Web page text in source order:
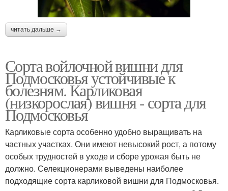
читать дальше →
Сорта войлочной вишни для
Подмосковья устойчивые к
болезням. Карликовая
(низкорослая) вишня - сорта для
Подмосковья
Карликовые сорта особенно удобно выращивать на
частных участках. Они имеют невысокий рост, а потому
особых трудностей в уходе и сборе урожая быть не
должно. Селекционерами выведены наиболее
подходящие сорта карликовой вишни для Подмосковья.